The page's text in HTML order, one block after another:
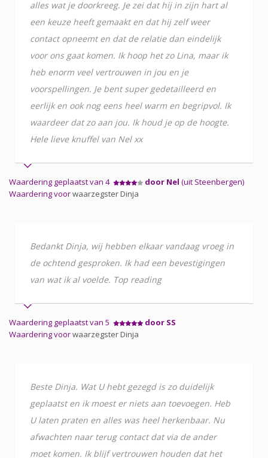
alles wat je doorkreeg. Je zei dat hij in zijn hart al
een keuze heeft gemaakt en dat hij zelf weer
contact opneemt en dat de relatie dan eindelijk
voor ons gaat komen. Ik hoop het zo Lina, maar ik
heb enorm veel vertrouwen in jou en je
voorspellingen. Je bent super gedetailleerd en
eerlijk en ook nog eens heel warm en begripvol. Ik
waardeer dat zo aan jou. Ik houd je op de hoogte.
Hele lieve knuffel van Nel xx
Waardering geplaatst van 4 door Nel (uit Steenbergen)
Waardering voorwaarzegster Dinja
Bedankt Dinja, wij hebben elkaar vandaag vroeg in
de ochtend gesproken. Ik had een bevestigingen
van wat ik al voelde. Top reading
Waardering geplaatst van 5
door SS
Waardering voorwaarzegster Dinja
Beste Dinja. Wat U hebt gezegd is zo duidelijk
geplaatst en ik moest er niets aan toevoegen. Heb
U laten praten en alles was heel herkenbaar. Nu
afwachten naar terug contact dat via de ander
moet komen. Ik blijf vertrouwen houden dat het